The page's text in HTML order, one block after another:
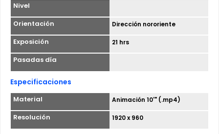
NORTE
cantidad
Nivel
Orientación
Dirección nororiente
Exposición 21 hrs
Pasadas día
Especificaciones
Material Animación 10'" (.mp4)
Resolución 1920 x 960